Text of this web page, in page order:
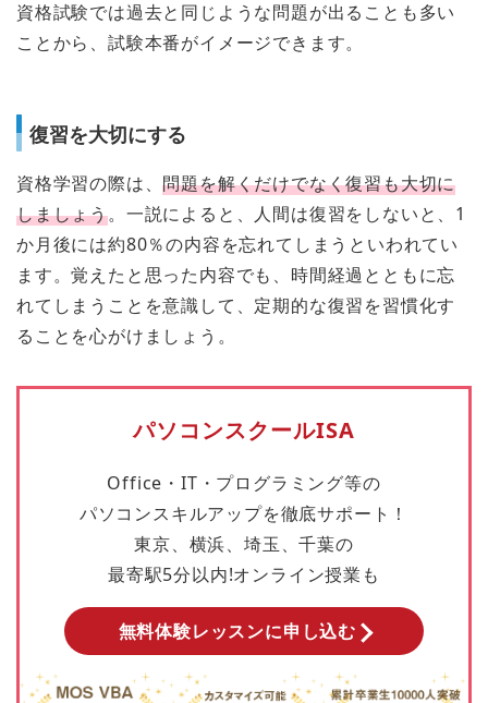
資格試験では過去と同じような問題が出ることも多い
ことから、試験本番がイメージできます。
復習を大切にする
資格学習の際は、問題を解くだけでなく復習も大切に
しましょう。一説によると、人間は復習をしないと、1
か月後には約80％の内容を忘れてしまうといわれてい
ます。覚えたと思った内容でも、時間経過とともに忘
れてしまうことを意識して、定期的な復習を習慣化す
ることを心がけましょう。
パソコンスクールISA
Office・IT・プログラミング等の
パソコンスキルアップを徹底サポート！
東京、横浜、埼玉、千葉の
最寄駅5分以内!オンライン授業も
無料体験レッスンに申し込む